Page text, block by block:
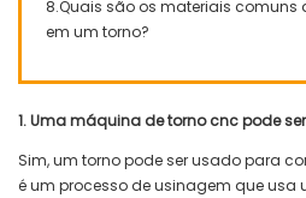
8.Quais são os materiais comuns
em um torno?
1. Uma máquina de torno cnc pode
Sim, um torno pode ser usado para
é um processo de usinagem que usa